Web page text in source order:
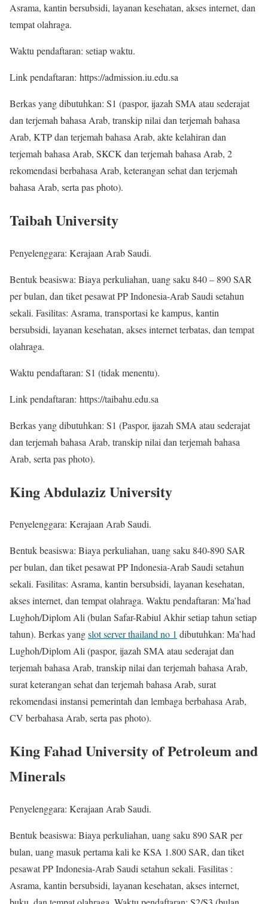
Asrama, kantin bersubsidi, layanan kesehatan, akses internet, dan
tempat olahraga.
Waktu pendaftaran: setiap waktu.
Link pendaftaran: https://admission.iu.edu.sa
Berkas yang dibutuhkan: S1 (paspor, ijazah SMA atau sederajat
dan terjemah bahasa Arab, transkip nilai dan terjemah bahasa
Arab, KTP dan terjemah bahasa Arab, akte kelahiran dan
terjemah bahasa Arab, SKCK dan terjemah bahasa Arab, 2
rekomendasi berbahasa Arab, keterangan sehat dan terjemah
bahasa Arab, serta pas photo).
Taibah University
Penyelenggara: Kerajaan Arab Saudi.
Bentuk beasiswa: Biaya perkuliahan, uang saku 840 – 890 SAR
per bulan, dan tiket pesawat PP Indonesia-Arab Saudi setahun
sekali. Fasilitas: Asrama, transportasi ke kampus, kantin
bersubsidi, layanan kesehatan, akses internet terbatas, dan tempat
olahraga.
Waktu pendaftaran: S1 (tidak menentu).
Link pendaftaran: https://taibahu.edu.sa
Berkas yang dibutuhkan: S1 (Paspor, ijazah SMA atau sederajat
dan terjemah bahasa Arab, transkip nilai dan terjemah bahasa
Arab, serta pas photo).
King Abdulaziz University
Penyelenggara: Kerajaan Arab Saudi.
Bentuk beasiswa: Biaya perkuliahan, uang saku 840-890 SAR
per bulan, dan tiket pesawat PP Indonesia-Arab Saudi setahun
sekali. Fasilitas: Asrama, kantin bersubsidi, layanan kesehatan,
akses internet, dan tempat olahraga. Waktu pendaftaran: Ma’had
Lughoh/Diplom Ali (bulan Safar-Rabiul Akhir setiap tahun setiap
tahun). Berkas yangslot server thailand no 1 dibutuhkan: Ma’had
Lughoh/Diplom Ali (paspor, ijazah SMA atau sederajat dan
terjemah bahasa Arab, transkip nilai dan terjemah bahasa Arab,
surat keterangan sehat dan terjemah bahasa Arab, surat
rekomendasi instansi pemerintah dan lembaga berbahasa Arab,
CV berbahasa Arab, serta pas photo).
King Fahad University of Petroleum and
Minerals
Penyelenggara: Kerajaan Arab Saudi.
Bentuk beasiswa: Biaya perkuliahan, uang saku 890 SAR per
bulan, uang masuk pertama kali ke KSA 1.800 SAR, dan tiket
pesawat PP Indonesia-Arab Saudi setahun sekali. Fasilitas :
Asrama, kantin bersubsidi, layanan kesehatan, akses internet,